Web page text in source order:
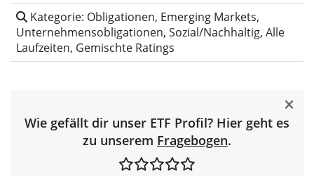
Kategorie: Obligationen, Emerging Markets,
Unternehmensobligationen, Sozial/Nachhaltig, Alle
Laufzeiten, Gemischte Ratings
Wie gefällt dir unser ETF Profil? Hier geht es
zu unserem Fragebogen.